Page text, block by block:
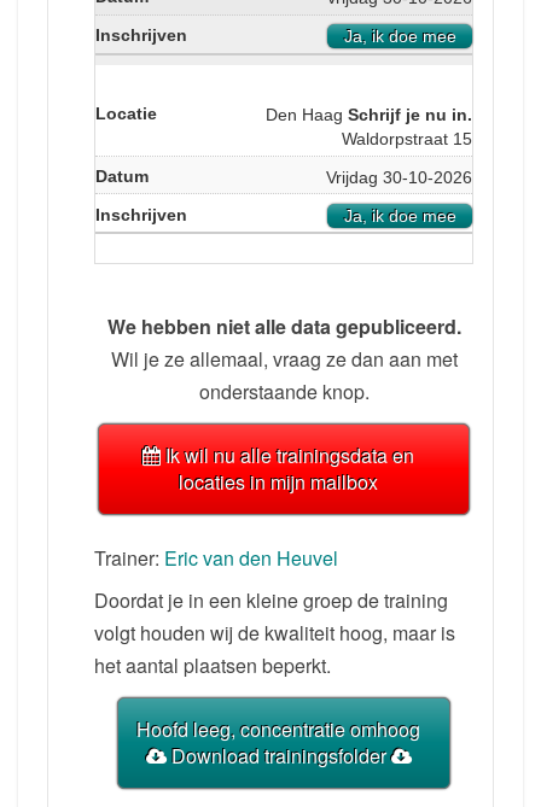
Ja, ik doe mee
Den Haag Schrijf je nu in.
Waldorpstraat 15
Vrijdag 30-10-2026
Ja, ik doe mee
We hebben niet alle data gepubliceerd.
Wil je ze allemaal, vraag ze dan aan met
onderstaande knop.
Ik wil nu alle trainingsdata en
locaties in mijn mailbox
Trainer: Eric van den Heuvel
Doordat je in een kleine groep de training
volgt houden wij de kwaliteit hoog, maar is
het aantal plaatsen beperkt.
Hoofd leeg, concentratie omhoog
Download trainingsfolder